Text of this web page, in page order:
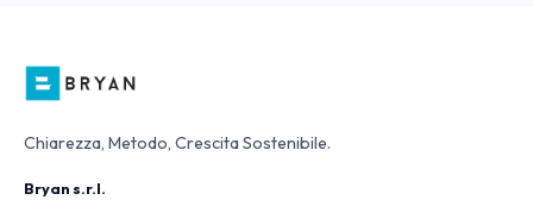
Chiarezza, Metodo, Crescita Sostenibile.
Bryan s.r.l.